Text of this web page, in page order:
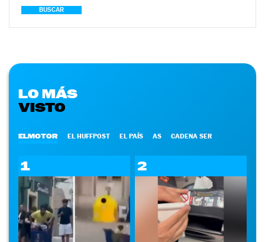
BUSCAR
LO MÁS
VISTO
ELMOTOR EL HUFFPOST EL PAÍS AS CADENA SER
1 2